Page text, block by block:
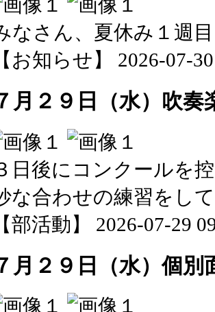
なさん、夏休み１週
【お知らせ】 2026-07-
月２９日（水）吹
日後にコンクールを
な合わせの練習をし
【部活動】 2026-07-29
月２９日（水）個別